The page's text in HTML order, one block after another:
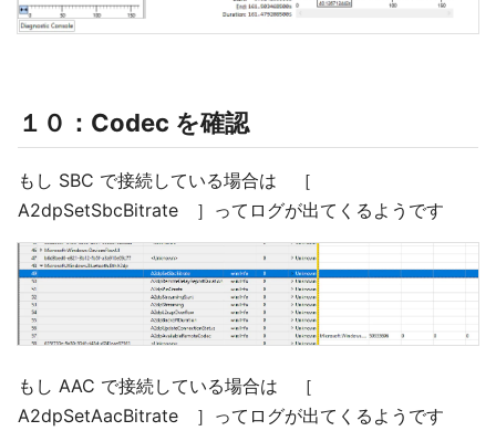
１０：Codec を確認
もし SBC で接続している場合は ［
A2dpSetSbcBitrate ］ってログが出てくるようです
もし AAC で接続している場合は ［
A2dpSetAacBitrate ］ってログが出てくるようです